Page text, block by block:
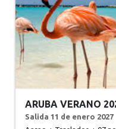
ARUBA VERANO
Salida 11 de enero 2027